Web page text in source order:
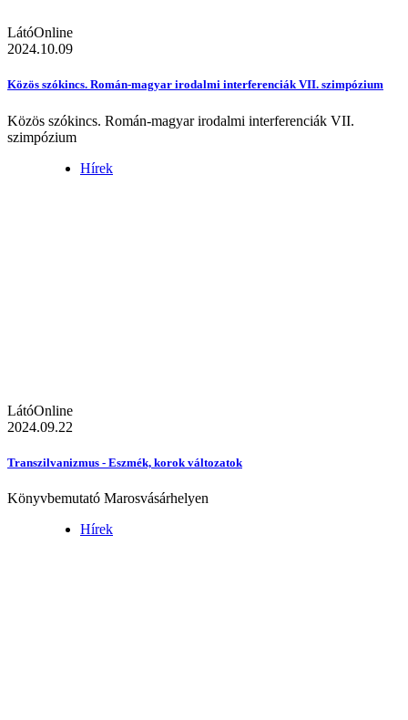
LátóOnline
2024.10.09
Közös szókincs. Román-magyar irodalmi interferenciák VII. szimpózium
Közös szókincs. Román-magyar irodalmi interferenciák VII.
szimpózium
Hírek
LátóOnline
2024.09.22
Transzilvanizmus - Eszmék, korok változatok
Könyvbemutató Marosvásárhelyen
Hírek